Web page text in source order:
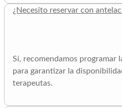
¿Necesito reservar con
Sí, recomendamos programar
para garantizar la
terapeutas.